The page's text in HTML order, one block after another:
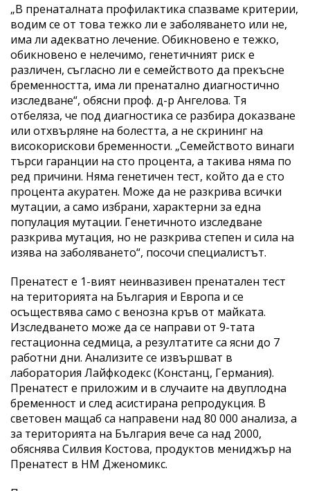
„В пренаталната профилактика спазваме критерии,
водим се от това тежко ли е заболяването или не,
има ли адекватно лечение. Обикновено е тежко,
обикновено е нелечимо, генетичният риск е
различен, съгласно ли е семейството да прекъсне
бременността, има ли пренатално диагностично
изследване“, обясни проф. д-р Ангелова. Тя
отбеляза, че под диагностика се разбира доказване
или отхвърляне на болестта, а не скрининг на
високорискови бременности. „Семейството винаги
търси гаранции на сто процента, а такива няма по
ред причини. Няма генетичен тест, който да е сто
процента акуратен. Може да не разкрива всички
мутации, а само избрани, характерни за една
популация мутации. Генетичното изследване
разкрива мутация, но не разкрива степен и сила на
изява на заболяването“, посочи специалистът.
Пренатест е 1-вият неинвазивен пренатален тест
на територията на България и Европа и се
осъществява само с венозна кръв от майката.
Изследването може да се направи от 9-тата
гестационна седмица, а резултатите са ясни до 7
работни дни. Анализите се извършват в
лаборатория Лайфкодекс (Констанц, Германия).
Пренатест е приложим и в случаите на двуплодна
бременност и след асистирана репродукция. В
световен мащаб са направени над 80 000 анализа, а
за територията на България вече са над 2000,
обяснява Силвия Костова, продуктов мениджър на
Пренатест в НМ Дженомикс.